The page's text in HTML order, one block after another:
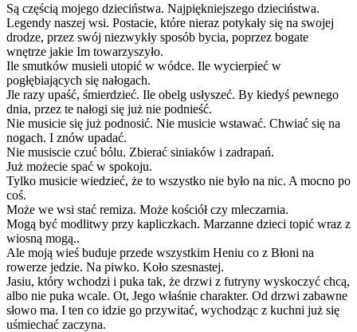
Są częścią mojego dzieciństwa. Najpiękniejszego dzieciństwa.
Legendy naszej wsi. Postacie, które nieraz potykały się na swojej
drodze, przez swój niezwykły sposób bycia, poprzez bogate
wnętrze jakie Im towarzyszyło.
Ile smutków musieli utopić w wódce. Ile wycierpieć w
pogłębiających się nałogach.
Jle razy upaść, śmierdzieć. Ile obelg usłyszeć. By kiedyś pewnego
dnia, przez te nałogi się już nie podnieść.
Nie musicie się już podnosić. Nie musicie wstawać. Chwiać się na
nogach. I znów upadać.
Nie musiscie czuć bólu. Zbierać siniaków i zadrapań.
Już możecie spać w spokoju.
Tylko musicie wiedzieć, że to wszystko nie było na nic. A mocno po
coś.
Może we wsi stać remiza. Może kościół czy mleczarnia.
Mogą być modlitwy przy kapliczkach. Marzanne dzieci topić wraz z
wiosną mogą..
Ale moją wieś buduje przede wszystkim Heniu co z Błoni na
rowerze jedzie. Na piwko. Koło szesnastej.
Jasiu, który wchodzi i puka tak, że drzwi z futryny wyskoczyć chcą,
albo nie puka wcale. Ot, Jego właśnie charakter. Od drzwi zabawne
słowo ma. I ten co idzie go przywitać, wychodząc z kuchni już się
uśmiechać zaczyna.